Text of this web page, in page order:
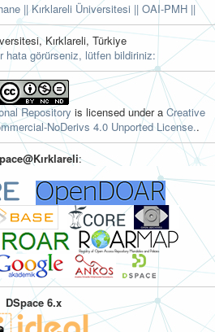
|| Kırklareli Üniversitesi || OAI-PMH ||
Kırklareli, Türkiye
hata görürseniz, lütfen bildiriniz:
Repository is licensed under a Creative
NoDerivs 4.0 Unported License..
:
DSpace 6.x